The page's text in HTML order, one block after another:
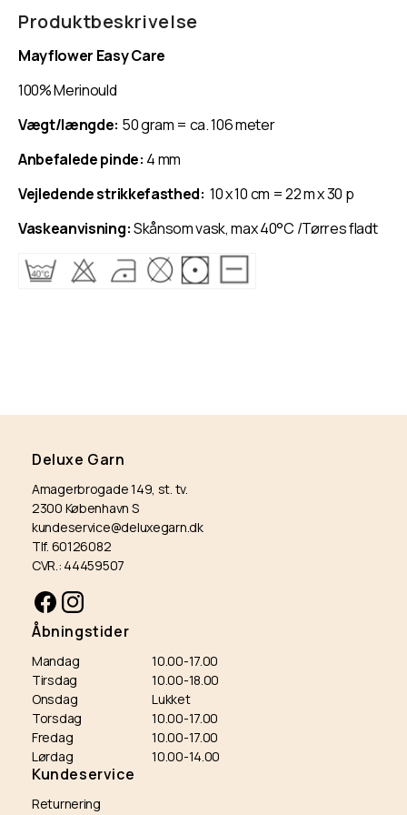
-
Care
-
Care
Produktbeskrivelse
Mayflower Easy Care
100% Merinould
Vægt/længde: 50 gram = ca. 106 meter
Anbefalede pinde: 4 mm
Vejledende strikkefasthed: 10 x 10 cm = 22 m x 30 p
Vaskeanvisning:Skånsom vask, max 40°C /Tørres fladt
Deluxe Garn
Amagerbrogade 149, st. tv.
2300 København S
kundeservice@deluxegarn.dk
Tlf. 60126082
CVR.: 44459507
Facebook
Åbningstider
Mandag
10.00-17.00
Tirsdag
10.00-18.00
Onsdag
Lukket
Torsdag
10.00-17.00
Fredag
10.00-17.00
Lørdag
10.00-14.00
Kundeservice
Returnering